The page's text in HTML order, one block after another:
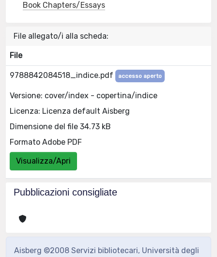
Book Chapters/Essays
File allegato/i alla scheda:
File
9788842084518_indice.pdf accesso aperto
Versione: cover/index - copertina/indice
Licenza: Licenza default Aisberg
Dimensione del file 34.73 kB
Formato Adobe PDF
Visualizza/Apri
Pubblicazioni consigliate
Aisberg ©2008 Servizi bibliotecari, Università degli